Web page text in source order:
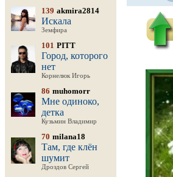
139 akmira2814
Искала
Земфира
101 PITT
Город, которого
нет
Корнелюк Игорь
86 muhomorr
Мне одиноко,
детка
Кузьмин Владимир
70 milana18
Там, где клён
шумит
Дроздов Сергей